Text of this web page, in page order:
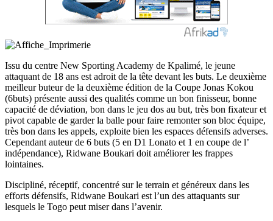
Issu du centre New Sporting Academy de Kpalimé, le jeune
attaquant de 18 ans est adroit de la tête devant les buts. Le deuxième
meilleur buteur de la deuxième édition de la Coupe Jonas Kokou
(6buts) présente aussi des qualités comme un bon finisseur, bonne
capacité de déviation, bon dans le jeu dos au but, très bon fixateur et
pivot capable de garder la balle pour faire remonter son bloc équipe,
très bon dans les appels, exploite bien les espaces défensifs adverses.
Cependant auteur de 6 buts (5 en D1 Lonato et 1 en coupe de l’
indépendance), Ridwane Boukari doit améliorer les frappes
lointaines.
Discipliné, réceptif, concentré sur le terrain et généreux dans les
efforts défensifs, Ridwane Boukari est l’un des attaquants sur
lesquels le Togo peut miser dans l’avenir.